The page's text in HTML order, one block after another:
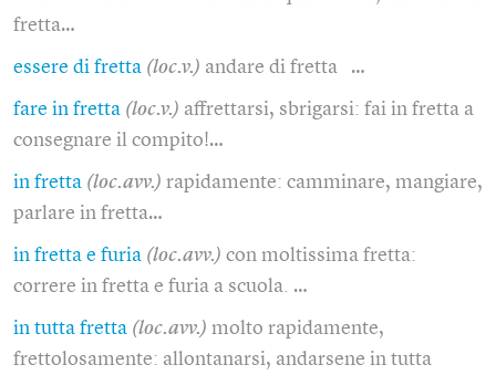
fretta…
essere di fretta (loc.v.) andare di fretta …
fare in fretta (loc.v.) affrettarsi, sbrigarsi: fai in fretta a
consegnare il compito!…
in fretta (loc.avv.) rapidamente: camminare, mangiare,
parlare in fretta…
in fretta e furia (loc.avv.) con moltissima fretta:
correre in fretta e furia a scuola. …
in tutta fretta (loc.avv.) molto rapidamente,
frettolosamente: allontanarsi, andarsene in tutta